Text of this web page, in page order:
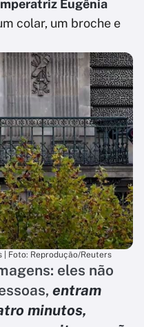
Eugênia
colar, um broche e
| Foto: Reprodução/Reuters
eles não
entram
minutos,